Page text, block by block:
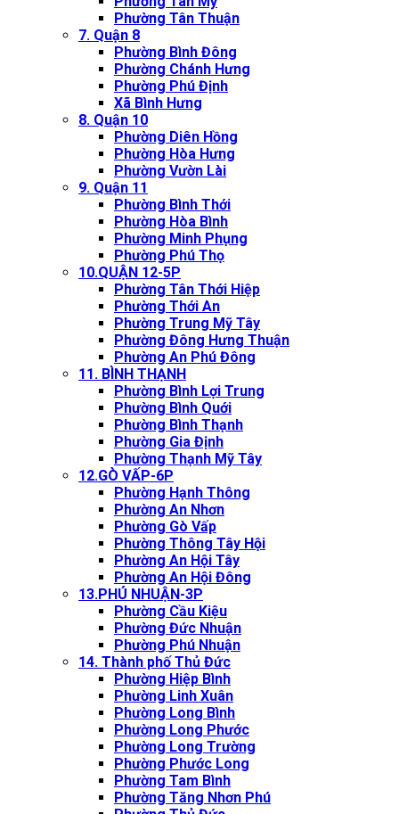
Phường Tân Thuận
7. Quận 8
Phường Bình Đông
Phường Chánh Hưng
Phường Phú Định
Xã Bình Hưng
8. Quận 10
Phường Diên Hồng
Phường Hòa Hưng
Phường Vườn Lài
9. Quận 11
Phường Bình Thới
Phường Hòa Bình
Phường Minh Phụng
Phường Phú Thọ
10.QUẬN 12-5P
Phường Tân Thới Hiệp
Phường Thới An
Phường Trung Mỹ Tây
Phường Đông Hưng Thuận
Phường An Phú Đông
11. BÌNH THẠNH
Phường Bình Lợi Trung
Phường Bình Quới
Phường Bình Thạnh
Phường Gia Định
Phường Thạnh Mỹ Tây
12.GÒ VẤP-6P
Phường Hạnh Thông
Phường An Nhơn
Phường Gò Vấp
Phường Thông Tây Hội
Phường An Hội Tây
Phường An Hội Đông
13.PHÚ NHUẬN-3P
Phường Cầu Kiệu
Phường Đức Nhuận
Phường Phú Nhuận
14. Thành phố Thủ Đức
Phường Hiệp Bình
Phường Linh Xuân
Phường Long Bình
Phường Long Phước
Phường Long Trường
Phường Phước Long
Phường Tam Bình
Phường Tăng Nhơn Phú